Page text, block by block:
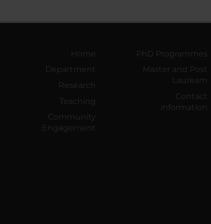
Home
Department
Research
Teaching
Community
Engagement
PhD Programmes
Master and Post
Lauream
Contact
information